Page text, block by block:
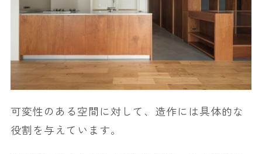
可変性のある空間に対して、造作には具体的な
役割を与えています。